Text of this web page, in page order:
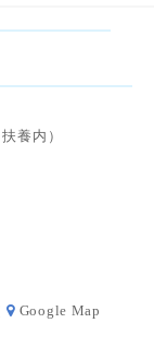
養内）
Google Map